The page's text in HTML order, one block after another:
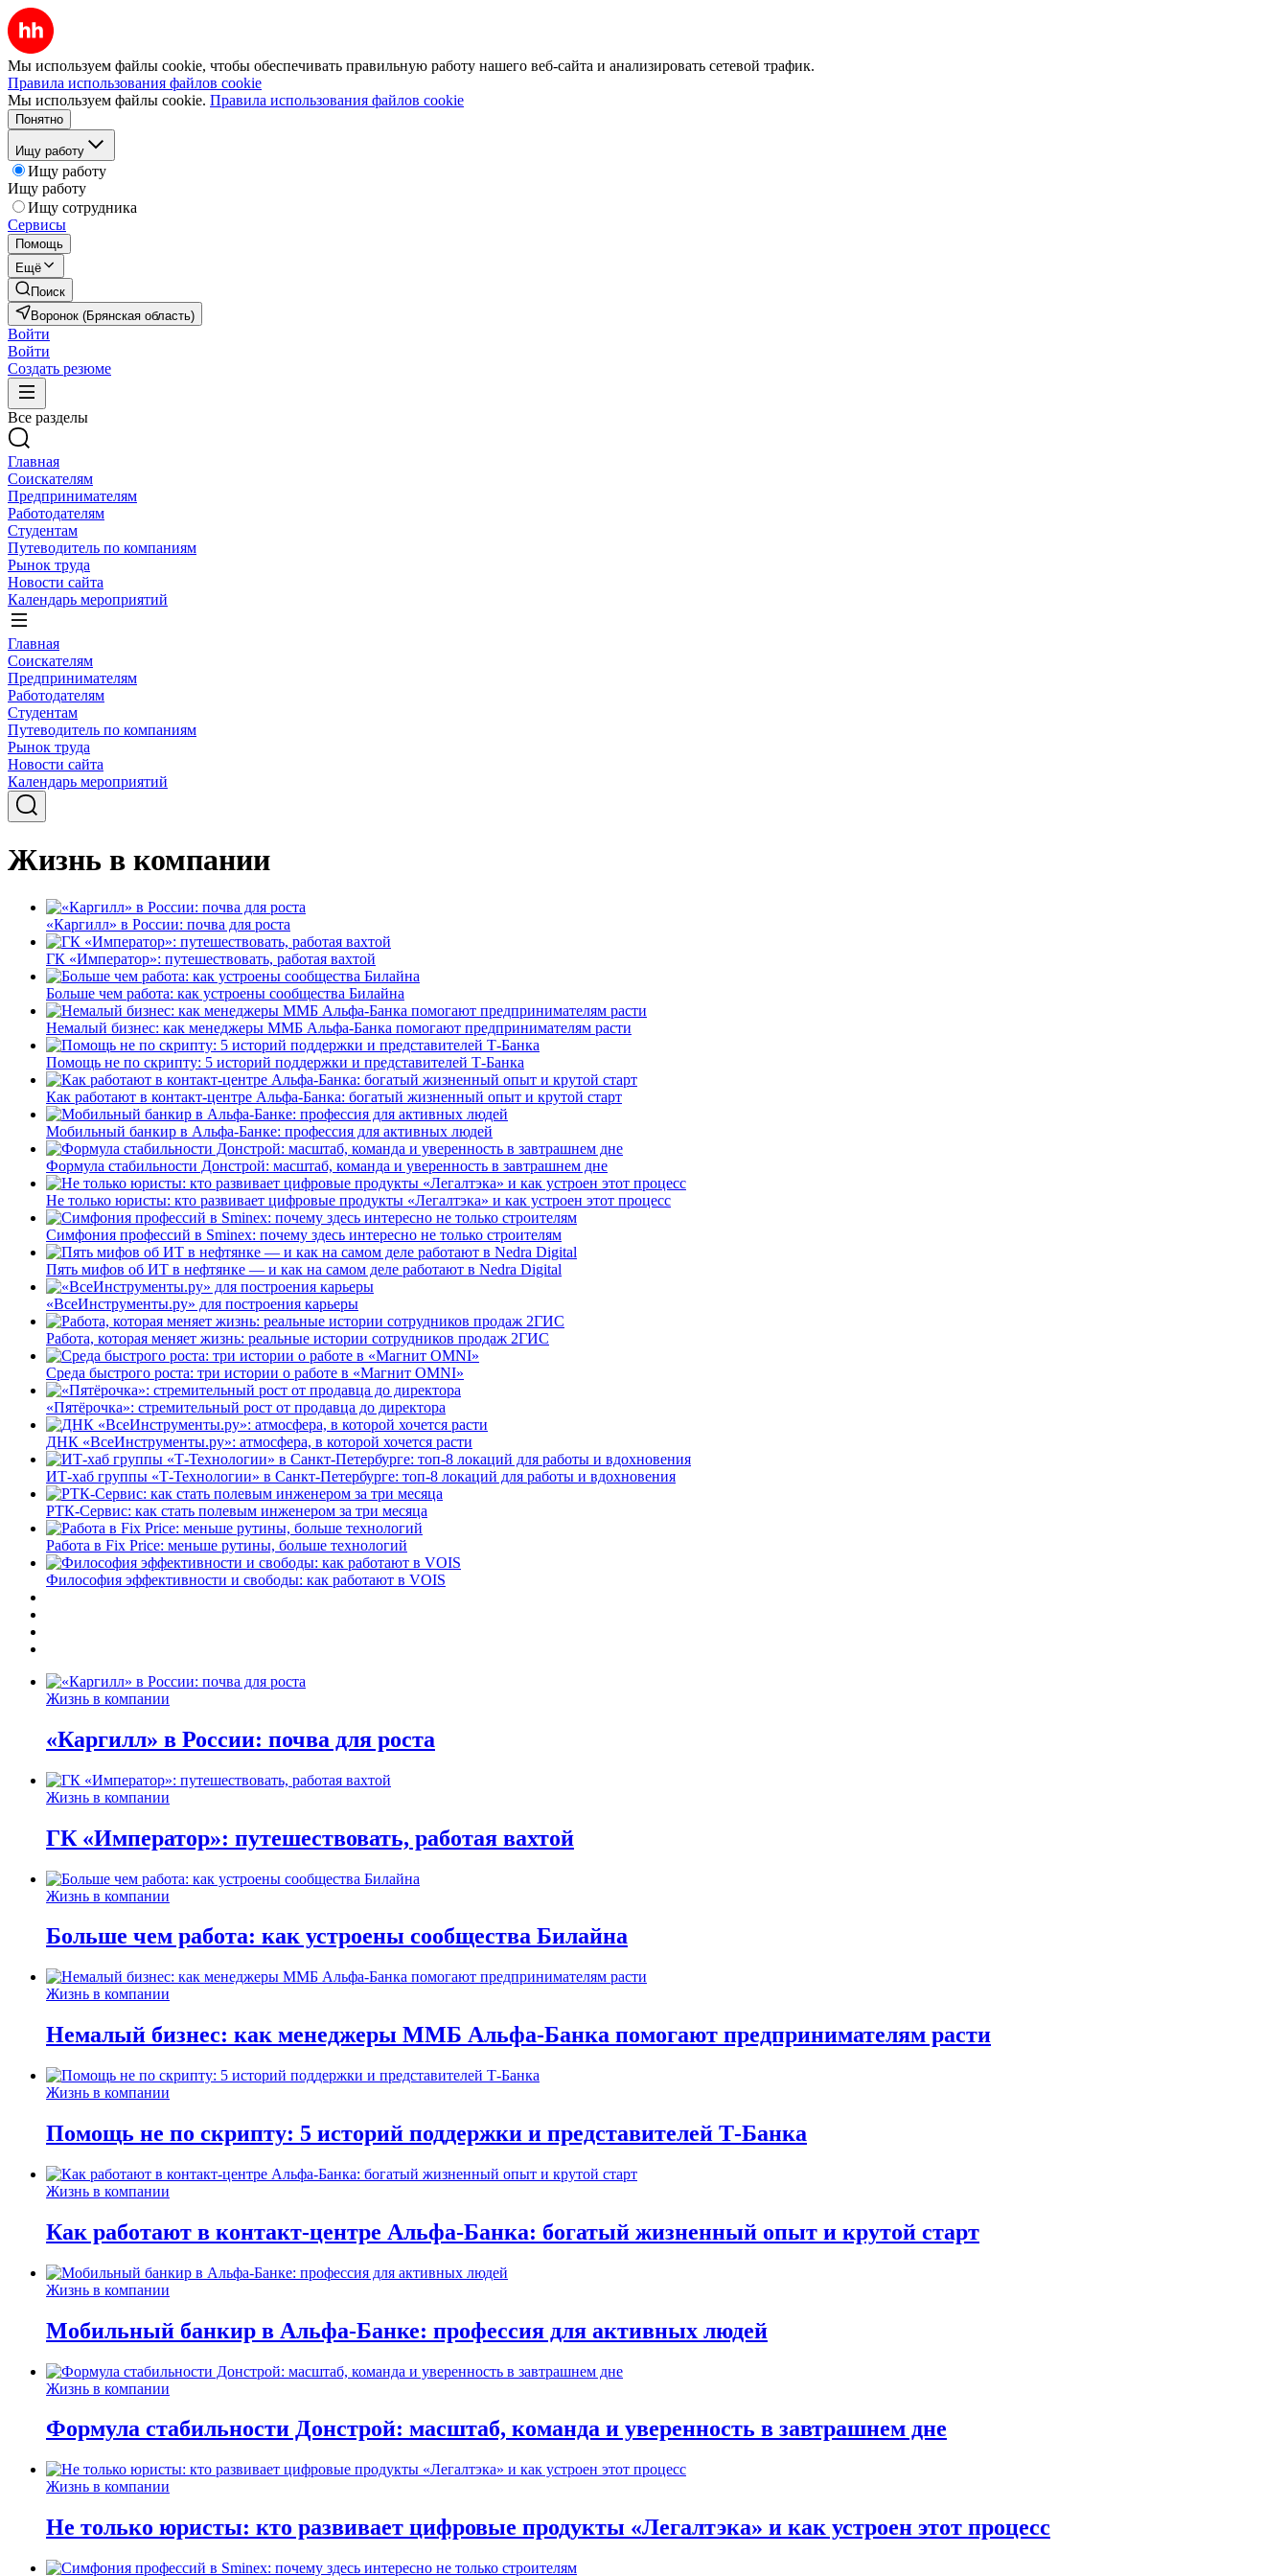
Мы используем файлы cookie, чтобы обеспечивать правильную работу нашего веб-сайта и анализировать сетевой трафик.
Правила использования файлов cookie
Мы используем файлы cookie. Правила использования файлов cookie
Понятно
Ищу работу
Ищу работу
Ищу работу
Ищу сотрудника
Сервисы
Помощь
Ещё
Поиск
Воронок (Брянская область)
Войти
Войти
Создать резюме
Все разделы
Главная
Соискателям
Предпринимателям
Работодателям
Студентам
Путеводитель по компаниям
Рынок труда
Новости сайта
Календарь мероприятий
Главная
Соискателям
Предпринимателям
Работодателям
Студентам
Путеводитель по компаниям
Рынок труда
Новости сайта
Календарь мероприятий
Жизнь в компании
«Каргилл» в России: почва для роста
ГК «Император»: путешествовать, работая вахтой
Больше чем работа: как устроены сообщества Билайна
Немалый бизнес: как менеджеры ММБ Альфа-Банка помогают предпринимателям расти
Помощь не по скрипту: 5 историй поддержки и представителей Т-Банка
Как работают в контакт-центре Альфа-Банка: богатый жизненный опыт и крутой старт
Мобильный банкир в Альфа-Банке: профессия для активных людей
Формула стабильности Донстрой: масштаб, команда и уверенность в завтрашнем дне
Не только юристы: кто развивает цифровые продукты «Легалтэка» и как устроен этот процесс
Симфония профессий в Sminex: почему здесь интересно не только строителям
Пять мифов об ИТ в нефтянке — и как на самом деле работают в Nedra Digital
«ВсеИнструменты.ру» для построения карьеры
Работа, которая меняет жизнь: реальные истории сотрудников продаж 2ГИС
Среда быстрого роста: три истории о работе в «Магнит OMNI»
«Пятёрочка»: стремительный рост от продавца до директора
ДНК «ВсеИнструменты.ру»: атмосфера, в которой хочется расти
ИТ-хаб группы «Т-Технологии» в Санкт-Петербурге: топ-8 локаций для работы и вдохновения
РТК-Сервис: как стать полевым инженером за три месяца
Работа в Fix Price: меньше рутины, больше технологий
Философия эффективности и свободы: как работают в VOIS
Жизнь в компании
«Каргилл» в России: почва для роста
Жизнь в компании
ГК «Император»: путешествовать, работая вахтой
Жизнь в компании
Больше чем работа: как устроены сообщества Билайна
Жизнь в компании
Немалый бизнес: как менеджеры ММБ Альфа-Банка помогают предпринимателям расти
Жизнь в компании
Помощь не по скрипту: 5 историй поддержки и представителей Т-Банка
Жизнь в компании
Как работают в контакт-центре Альфа-Банка: богатый жизненный опыт и крутой старт
Жизнь в компании
Мобильный банкир в Альфа-Банке: профессия для активных людей
Жизнь в компании
Формула стабильности Донстрой: масштаб, команда и уверенность в завтрашнем дне
Жизнь в компании
Не только юристы: кто развивает цифровые продукты «Легалтэка» и как устроен этот процесс